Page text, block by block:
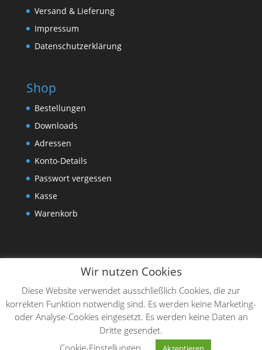
Versand & Lieferung
Impressum
Datenschutzerklärung
Shop
Bestellungen
Downloads
Adressen
Konto-Details
Passwort vergessen
Kasse
Warenkorb
Elegant Themes| Powered by
Wir nutzen Cookies
Diese Website verwendet ausschließlich Cookies, die zur
korrekten Funktion notwendig sind. Es werden keine Marketing-
oder Analyse-Cookies eingesetzt. Es werden keine Daten an
Dritte gesendet.
Cookie-Einstellungen